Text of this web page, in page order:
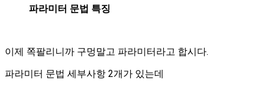
파라미터 문법 특징
이제 쪽팔리니까 구멍말고 파라미터라고 합시다.
파라미터 문법 세부사항 2개가 있는데